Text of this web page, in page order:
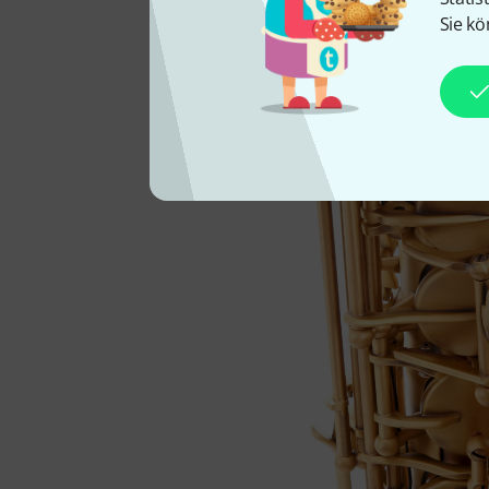
Sie
Perlmutteinlagen in den
sich das MK IV sehr gut
Rucksackgarnitur, ein